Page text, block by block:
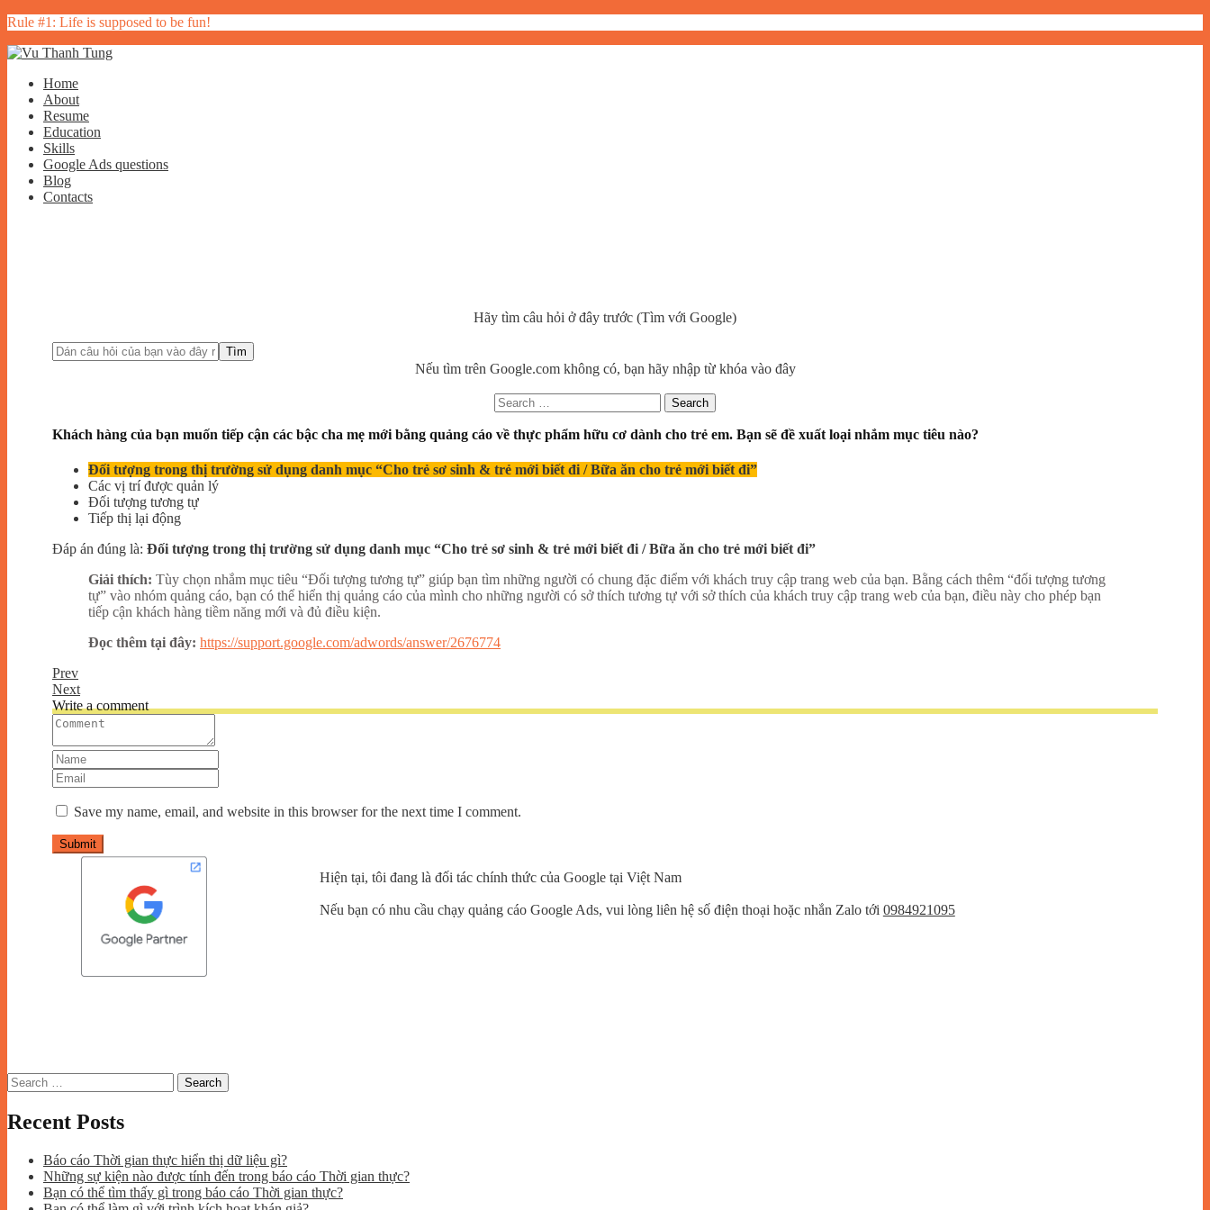
Rule #1: Life is supposed to be fun!
Home
About
Resume
Education
Skills
Google Ads questions
Blog
Contacts
Hãy tìm câu hỏi ở đây trước (Tìm với Google)
Tìm
Nếu tìm trên Google.com không có, bạn hãy nhập từ khóa vào đây
Search
for:
Khách hàng của bạn muốn tiếp cận các bậc cha mẹ mới bằng quảng cáo về thực phẩm hữu cơ dành cho trẻ em. Bạn sẽ đề xuất loại nhắm mục tiêu nào?
Đối tượng trong thị trường sử dụng danh mục “Cho trẻ sơ sinh & trẻ mới biết đi / Bữa ăn cho trẻ mới biết đi”
Các vị trí được quản lý
Đối tượng tương tự
Tiếp thị lại động
Đáp án đúng là: Đối tượng trong thị trường sử dụng danh mục “Cho trẻ sơ sinh & trẻ mới biết đi / Bữa ăn cho trẻ mới biết đi”
Giải thích: Tùy chọn nhắm mục tiêu “Đối tượng tương tự” giúp bạn tìm những người có chung đặc điểm với khách truy cập trang web của bạn. Bằng cách thêm “đối tượng tương
tự” vào nhóm quảng cáo, bạn có thể hiển thị quảng cáo của mình cho những người có sở thích tương tự với sở thích của khách truy cập trang web của bạn, điều này cho phép bạn
tiếp cận khách hàng tiềm năng mới và đủ điều kiện.
Đọc thêm tại đây: https://support.google.com/adwords/answer/2676774
Prev
Next
Write a comment
Save my name, email, and website in this browser for the next time I comment.
Submit
Hiện tại, tôi đang là đối tác chính thức của Google tại Việt Nam
Nếu bạn có nhu cầu chạy quảng cáo Google Ads, vui lòng liên hệ số điện thoại hoặc nhắn Zalo tới 0984921095
Search
for:
Recent Posts
Báo cáo Thời gian thực hiển thị dữ liệu gì?
Những sự kiện nào được tính đến trong báo cáo Thời gian thực?
Bạn có thể tìm thấy gì trong báo cáo Thời gian thực?